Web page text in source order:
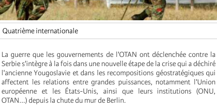
Quatrième internationale
La guerre que les gouvernements de l'OTAN ont déclenchée contre la
Serbie s'intègre à la fois dans une nouvelle étape de la crise qui a déchiré
l'ancienne Yougoslavie et dans les recompositions géostratégiques qui
affectent les relations entre grandes puissances, notamment l'Union
européenne et les États-Unis, ainsi que leurs institutions (ONU,
OTAN...) depuis la chute du mur de Berlin.